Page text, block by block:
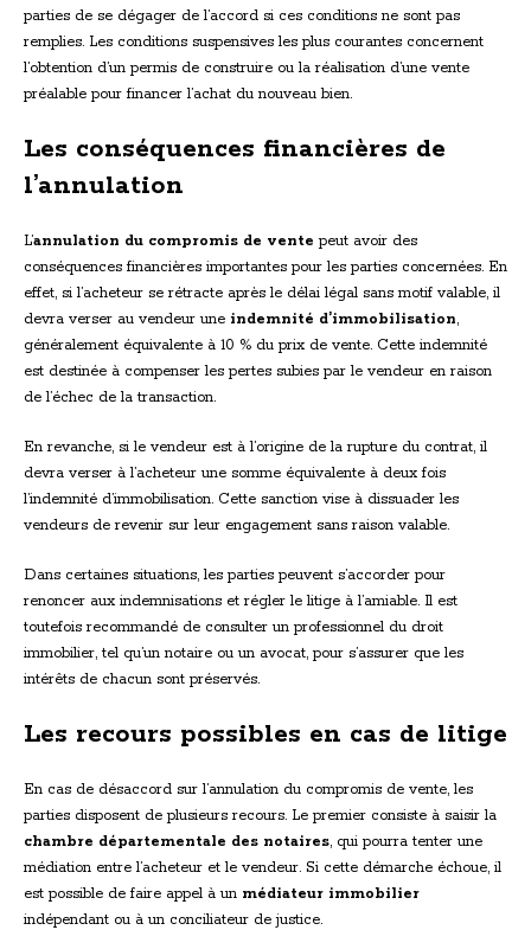
parties de se dégager de l’accord si ces conditions ne sont pas
remplies. Les conditions suspensives les plus courantes concernent
l’obtention d’un permis de construire ou la réalisation d’une vente
préalable pour financer l’achat du nouveau bien.
Les conséquences financières de
l’annulation
L’annulation du compromis de vente peut avoir des
conséquences financières importantes pour les parties concernées. En
effet, si l’acheteur se rétracte après le délai légal sans motif valable, il
devra verser au vendeur une indemnité d’immobilisation,
généralement équivalente à 10 % du prix de vente. Cette indemnité
est destinée à compenser les pertes subies par le vendeur en raison
de l’échec de la transaction.
En revanche, si le vendeur est à l’origine de la rupture du contrat, il
devra verser à l’acheteur une somme équivalente à deux fois
l’indemnité d’immobilisation. Cette sanction vise à dissuader les
vendeurs de revenir sur leur engagement sans raison valable.
Dans certaines situations, les parties peuvent s’accorder pour
renoncer aux indemnisations et régler le litige à l’amiable. Il est
toutefois recommandé de consulter un professionnel du droit
immobilier, tel qu’un notaire ou un avocat, pour s’assurer que les
intérêts de chacun sont préservés.
Les recours possibles en cas de litige
En cas de désaccord sur l’annulation du compromis de vente, les
parties disposent de plusieurs recours. Le premier consiste à saisir la
chambre départementale des notaires, qui pourra tenter une
médiation entre l’acheteur et le vendeur. Si cette démarche échoue, il
est possible de faire appel à un médiateur immobilier
indépendant ou à un conciliateur de justice.